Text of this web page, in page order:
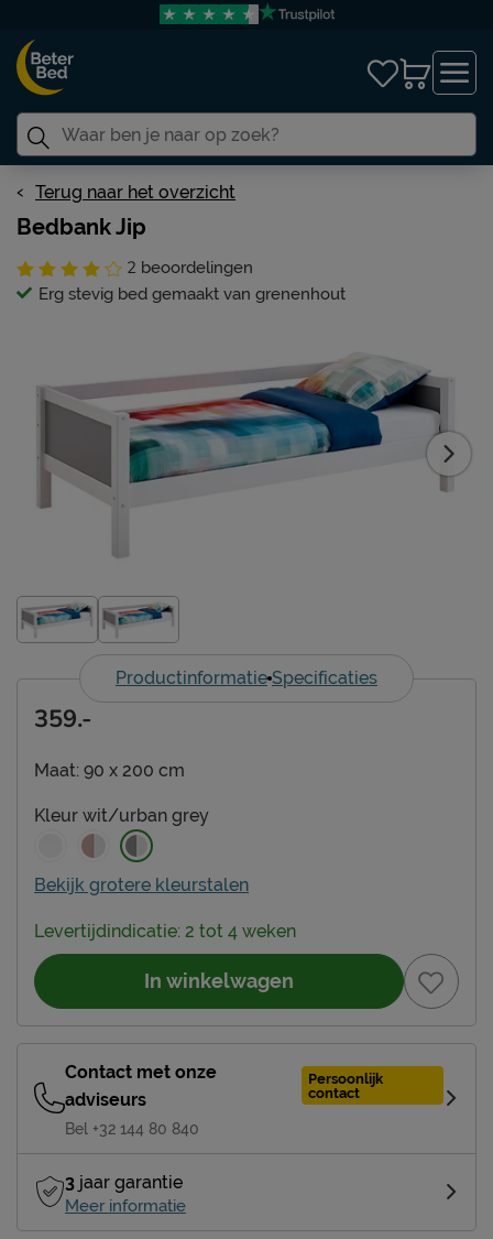
Terug naar het overzicht
Bedbank Jip
2 beoordelingen
Erg stevig bed gemaakt van grenenhout
Productinformatie Specificaties
Maat: 90 x 200 cm
Kleur wit/urban grey
Bekijk grotere kleurstalen
359.-
Levertijdindicatie: 2 tot 4 weken
In winkelwagen
Contact met onze
adviseurs
Persoonlijk
contact
Bel +32 144 80 840
3 jaar garantie
Meer informatie